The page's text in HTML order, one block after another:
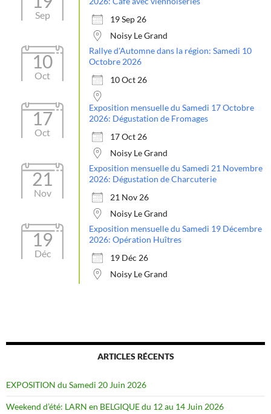
Sep
19 Sep 26
Noisy Le Grand
10
Oct
Rallye d'Automne dans la région: Samedi 10
Octobre 2026
10 Oct 26
17
Oct
Exposition mensuelle du Samedi 17 Octobre
2026: Dégustation de Fromages
17 Oct 26
Noisy Le Grand
21
Nov
Exposition mensuelle du Samedi 21 Novembre
2026: Dégustation de Charcuterie
21 Nov 26
Noisy Le Grand
19
Déc
Exposition mensuelle du Samedi 19 Décembre
2026: Opération Huîtres
19 Déc 26
Noisy Le Grand
ARTICLES RÉCENTS
EXPOSITION du Samedi 20 Juin 2026
Weekend d’été: LARN en BELGIQUE du 12 au 14 Juin 2026